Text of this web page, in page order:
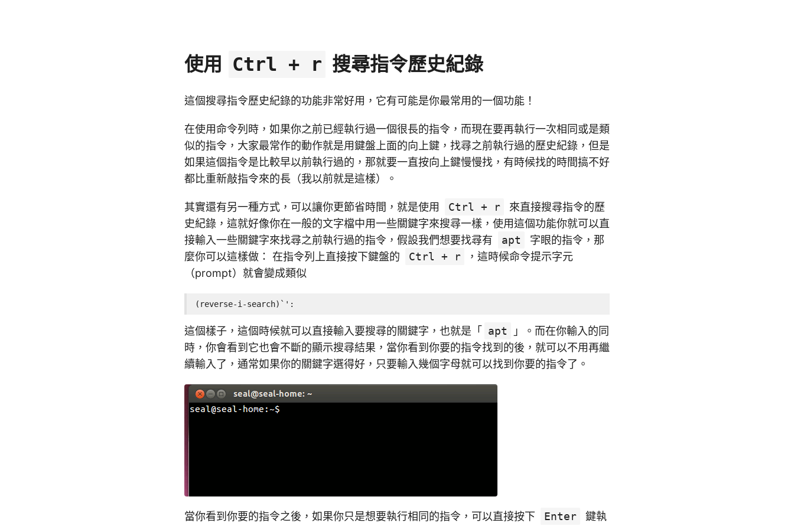
使用 Ctrl + r 搜尋指令歷史紀錄
這個搜尋指令歷史紀錄的功能非常好用，它有可能是你最常用的一個功能！
在使用命令列時，如果你之前已經執行過一個很長的指令，而現在要再執行一次相同或是類
似的指令，大家最常作的動作就是用鍵盤上面的向上鍵，找尋之前執行過的歷史紀錄，但是
如果這個指令是比較早以前執行過的，那就要一直按向上鍵慢慢找，有時候找的時間搞不好
都比重新敲指令來的長（我以前就是這樣）。
其實還有另一種方式，可以讓你更節省時間，就是使用 Ctrl + r
來直接搜尋指令的歷
史紀錄，這就好像你在一般的文字檔中用一些關鍵字來搜尋一樣，使用這個功能你就可以直
接輸入一些關鍵字來找尋之前執行過的指令，假設我們想要找尋有
apt
字眼的指令，那
麼你可以這樣做： 在指令列上直接按下鍵盤的
Ctrl + r
，這時候命令提示字元
（prompt）就會變成類似
(reverse-i-search)`':
這個樣子，這個時候就可以直接輸入要搜尋的關鍵字，也就是「 apt
」。而在你輸入的同
時，你會看到它也會不斷的顯示搜尋結果，當你看到你要的指令找到的後，就可以不用再繼
續輸入了，通常如果你的關鍵字選得好，只要輸入幾個字母就可以找到你要的指令了。
當你看到你要的指令之後，如果你只是想要執行相同的指令，可以直接按下 Enter
鍵執